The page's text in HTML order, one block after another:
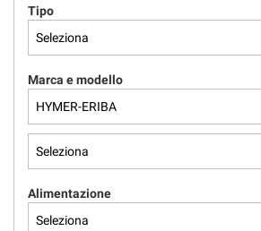
Tipo
Marca e modello
Alimentazione